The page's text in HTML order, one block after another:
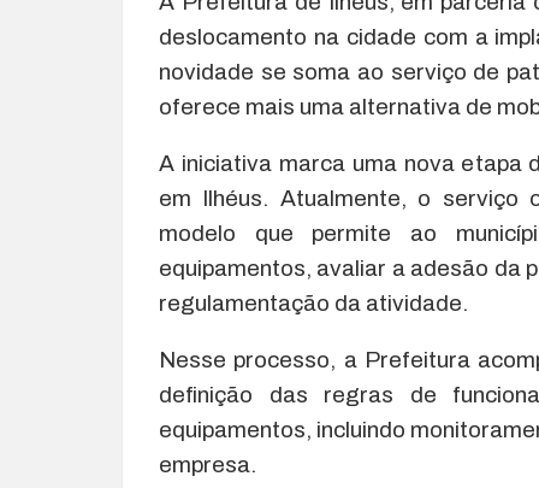
deslocamento na cidade com a
novidade se soma ao serviço de
oferece mais uma alternativa de
A iniciativa marca uma nova etapa
em Ilhéus. Atualmente, o serviço
modelo que permite ao
equipamentos, avaliar a adesão da
regulamentação da atividade.
Nesse processo, a Prefeitura
definição das regras de
equipamentos, incluindo
empresa.